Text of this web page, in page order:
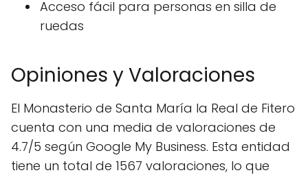
Acceso fácil para personas en silla de
ruedas
Opiniones y Valoraciones
El Monasterio de Santa María la Real de Fitero
cuenta con una media de valoraciones de
4.7/5 según Google My Business. Esta entidad
tiene un total de 1567 valoraciones, lo que